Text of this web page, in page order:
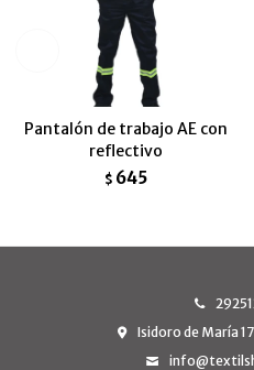
Pantalón de trabajo AE con
reflectivo
$ 645
Isidoro de María